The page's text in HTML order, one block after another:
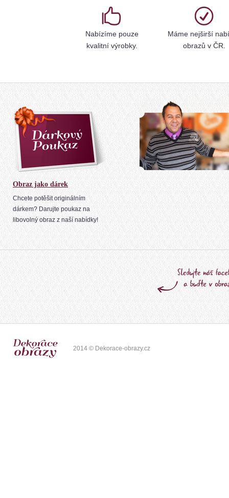
Nabízíme pouze
kvalitní výrobky.
Máme nejširší
obrazů v ČR.
Obraz jako dárek
Chcete potěšit originálním
dárkem? Darujte poukaz na
libovolný obraz z naší nabídky!
2014 © Dekorace-obrazy.cz